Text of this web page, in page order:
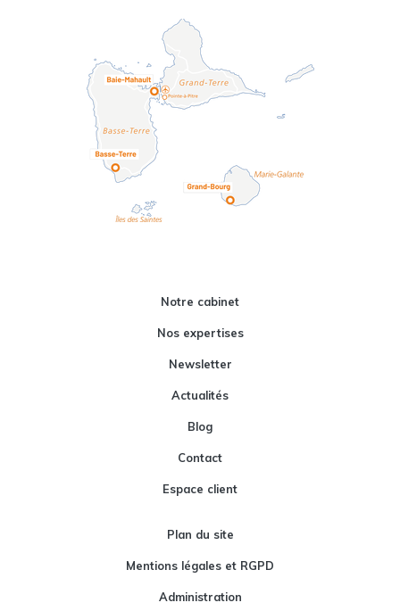
Notre cabinet
Nos expertises
Newsletter
Actualités
Blog
Contact
Espace client
Plan du site
Mentions légales et RGPD
Administration